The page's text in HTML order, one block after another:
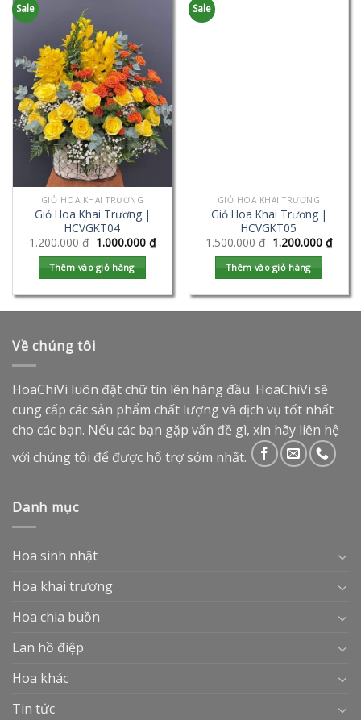
Sale
GIỎ HOA KHAI TRƯƠNG
Giỏ Hoa Khai Trương |
HCVGKT04
1.200.000₫ 1.000.000 ₫
Thêm vào giỏ hàng
Sale
GIỎ HOA KHAI TRƯƠNG
Giỏ Hoa Khai Trương |
HCVGKT05
1.500.000₫ 1.200.000 ₫
Thêm vào giỏ hàng
Về chúng tôi
HoaChiVi luôn đặt chữ tín lên hàng đầu. HoaChiVi sẽ
cung cấp các sản phẩm chất lượng và dịch vụ tốt nhất
cho các bạn. Nếu các bạn gặp vấn đề gì, xin hãy liên hệ
với chúng tôi để được hổ trợ sớm nhất.
Danh mục
Hoa sinh nhật
Hoa khai trương
Hoa chia buồn
Lan hồ điệp
Hoa khác
Tin tức